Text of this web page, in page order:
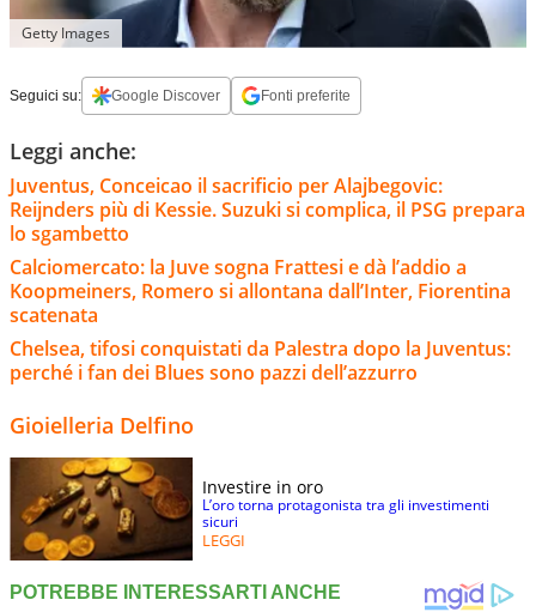
Getty Images
Seguici su: Google Discover Fonti preferite
Leggi anche:
Juventus, Conceicao il sacrificio per Alajbegovic:
Reijnders più di Kessie. Suzuki si complica, il PSG prepara
lo sgambetto
Calciomercato: la Juve sogna Frattesi e dà l’addio a
Koopmeiners, Romero si allontana dall’Inter, Fiorentina
scatenata
Chelsea, tifosi conquistati da Palestra dopo la Juventus:
perché i fan dei Blues sono pazzi dell’azzurro
Gioielleria Delfino
Investire in oro
L’oro torna protagonista tra gli investimenti
sicuri
LEGGI